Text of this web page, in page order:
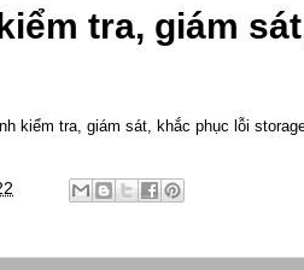
tra, giám
kiểm tra, giám sát, khắc phục lỗi